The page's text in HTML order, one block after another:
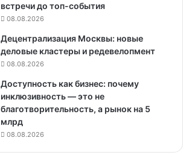
встречи до топ-события
08.08.2026
Децентрализация Москвы: новые
деловые кластеры и редевелопмент
08.08.2026
Доступность как бизнес: почему
инклюзивность — это не
благотворительность, а рынок на 5
млрд
08.08.2026